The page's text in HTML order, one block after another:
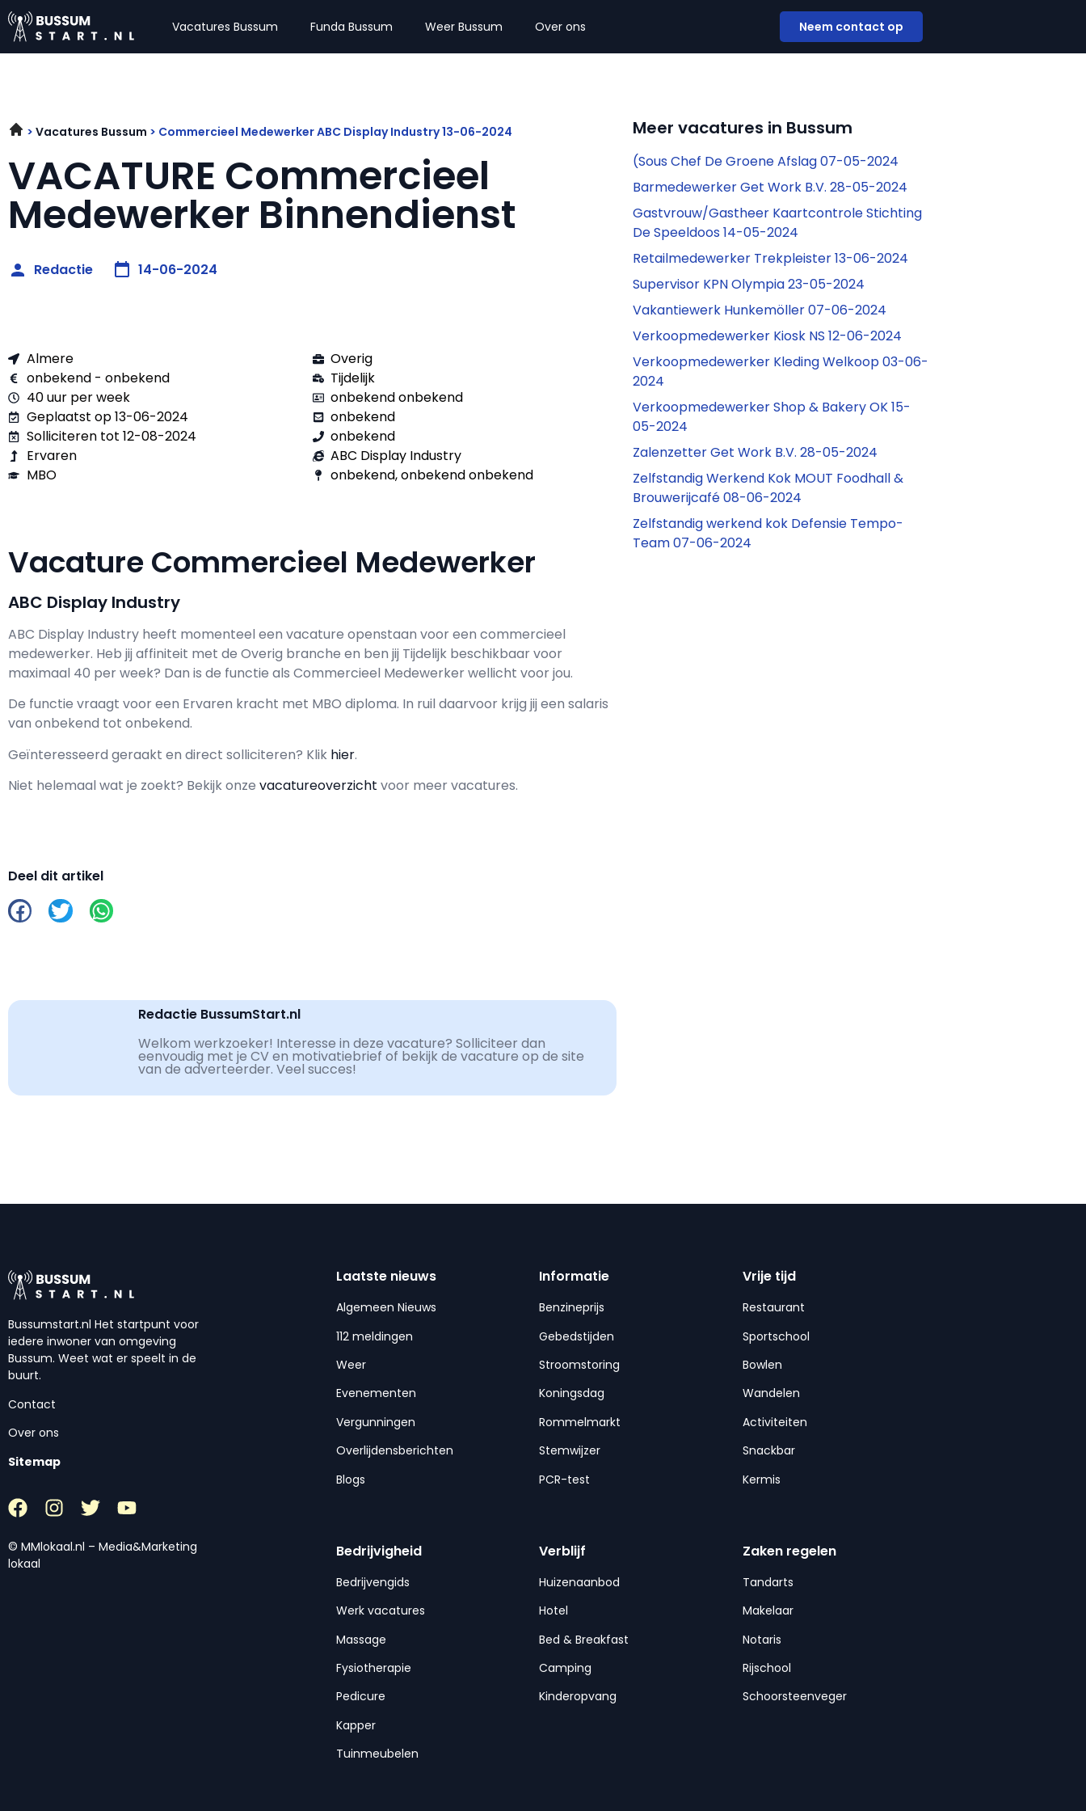
Vacatures Bussum Funda Bussum Weer Bussum Over ons Neem contact op
Vacatures Bussum Commercieel Medewerker ABC Display Industry 13-06-2024
VACATURE Commercieel
Medewerker Binnendienst
Redactie 14-06-2024
Almere
onbekend - onbekend
40 uur per week
Geplaatst op 13-06-2024
Solliciteren tot 12-08-2024
Ervaren
MBO
Overig
Tijdelijk
onbekend onbekend
onbekend
onbekend
ABC Display Industry
onbekend, onbekend onbekend
Vacature Commercieel Medewerker
ABC Display Industry
ABC Display Industry heeft momenteel een vacature openstaan voor een commercieel
medewerker. Heb jij affiniteit met de Overig branche en ben jij Tijdelijk beschikbaar voor
maximaal 40 per week? Dan is de functie als Commercieel Medewerker wellicht voor jou.
De functie vraagt voor een Ervaren kracht met MBO diploma. In ruil daarvoor krijg jij een salaris
van onbekend tot onbekend.
Geïnteresseerd geraakt en direct solliciteren? Klik hier.
Niet helemaal wat je zoekt? Bekijk onze vacatureoverzicht voor meer vacatures.
Deel dit artikel
Redactie BussumStart.nl
Welkom werkzoeker! Interesse in deze vacature? Solliciteer dan
eenvoudig met je CV en motivatiebrief of bekijk de vacature op de site
van de adverteerder. Veel succes!
Meer vacatures in Bussum
(Sous Chef De Groene Afslag 07-05-2024
Barmedewerker Get Work B.V. 28-05-2024
Gastvrouw/Gastheer Kaartcontrole Stichting
De Speeldoos 14-05-2024
Retailmedewerker Trekpleister 13-06-2024
Supervisor KPN Olympia 23-05-2024
Vakantiewerk Hunkemöller 07-06-2024
Verkoopmedewerker Kiosk NS 12-06-2024
Verkoopmedewerker Kleding Welkoop 03-06-
2024
Verkoopmedewerker Shop & Bakery OK 15-
05-2024
Zalenzetter Get Work B.V. 28-05-2024
Zelfstandig Werkend Kok MOUT Foodhall &
Brouwerijcafé 08-06-2024
Zelfstandig werkend kok Defensie Tempo-
Team 07-06-2024
Bussumstart.nl Het startpunt voor
iedere inwoner van omgeving
Bussum. Weet wat er speelt in de
buurt.
Contact
Over ons
Sitemap
© MMlokaal.nl – Media&Marketing
lokaal
Laatste nieuws
Algemeen Nieuws
112 meldingen
Weer
Evenementen
Vergunningen
Overlijdensberichten
Blogs
Informatie
Benzineprijs
Gebedstijden
Stroomstoring
Koningsdag
Rommelmarkt
Stemwijzer
PCR-test
Vrije tijd
Restaurant
Sportschool
Bowlen
Wandelen
Activiteiten
Snackbar
Kermis
Bedrijvigheid
Bedrijvengids
Werk vacatures
Massage
Fysiotherapie
Pedicure
Kapper
Tuinmeubelen
Verblijf
Huizenaanbod
Hotel
Bed & Breakfast
Camping
Kinderopvang
Zaken regelen
Tandarts
Makelaar
Notaris
Rijschool
Schoorsteenveger